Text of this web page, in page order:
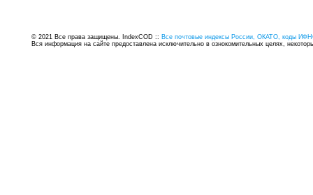
© 2021 Все права защищены. IndexCOD :: Все почтовые индексы России, ОКАТО, коды
Вся информация на сайте предоставлена исключительно в ознокомительных целях,